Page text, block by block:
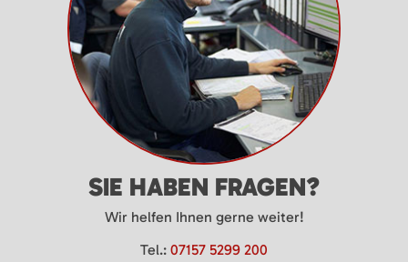
SIE HABEN FRAGEN?
Wir helfen Ihnen gerne weiter!
Tel.: 07157 5299 200